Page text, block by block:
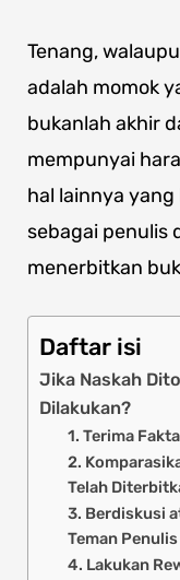
Tenang,
adalah momok
bukanlah akhir
mempunyai
hal lainnya
sebagai penulis
menerbitkan
Daftar isi
Jika Naskah
Dilakukan?
1. Terima
2.
Telah
3. Berdiskusi
Teman
4. Lakukan